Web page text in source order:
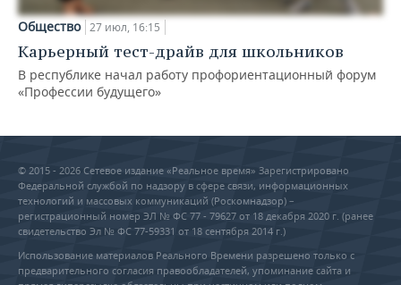
Общество 27 июл, 16:15
Карьерный тест-драйв для школьников
В республике начал работу профориентационный форум
«Профессии будущего»
© 2015 - 2026 Сетевое издание «Реальное время» Зарегистрировано
Федеральной службой по надзору в сфере связи, информационных
технологий и массовых коммуникаций (Роскомнадзор) –
регистрационный номер ЭЛ № ФС 77 - 79627 от 18 декабря 2020 г. (ранее
свидетельство Эл № ФС 77-59331 от 18 сентября 2014 г.)
Использование материалов Реального Времени разрешено только с
предварительного согласия правообладателей, упоминание сайта и